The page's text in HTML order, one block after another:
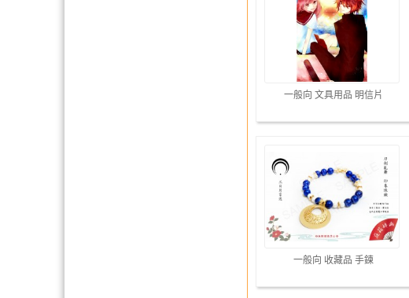
一般向 文具用品 明信片
一般向 收藏品 手鍊